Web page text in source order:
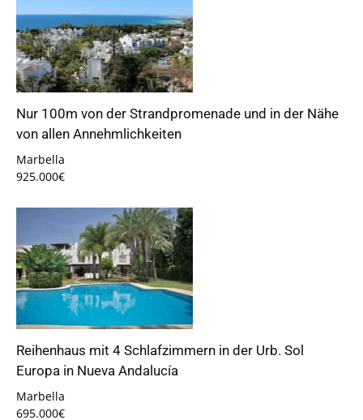
Nur 100m von der Strandpromenade und in der Nähe
von allen Annehmlichkeiten
Marbella
925.000€
Reihenhaus mit 4 Schlafzimmern in der Urb. Sol
Europa in Nueva Andalucía
Marbella
695.000€